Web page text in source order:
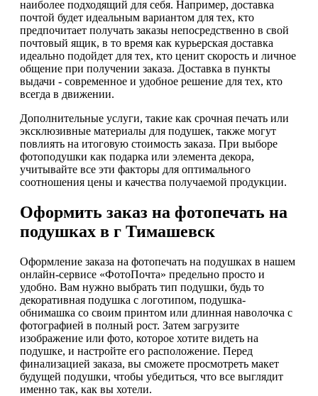
наиболее подходящий для себя. Например, доставка
почтой будет идеальным вариантом для тех, кто
предпочитает получать заказы непосредственно в свой
почтовый ящик, в то время как курьерская доставка
идеально подойдет для тех, кто ценит скорость и личное
общение при получении заказа. Доставка в пункты
выдачи - современное и удобное решение для тех, кто
всегда в движении.
Дополнительные услуги, такие как срочная печать или
эксклюзивные материалы для подушек, также могут
повлиять на итоговую стоимость заказа. При выборе
фотоподушки как подарка или элемента декора,
учитывайте все эти факторы для оптимального
соотношения цены и качества получаемой продукции.
Оформить заказ на фотопечать на
подушках в г Тимашевск
Оформление заказа на фотопечать на подушках в нашем
онлайн-сервисе «ФотоПочта» предельно просто и
удобно. Вам нужно выбрать тип подушки, будь то
декоративная подушка с логотипом, подушка-
обнимашка со своим принтом или длинная наволочка с
фотографией в полный рост. Затем загрузите
изображение или фото, которое хотите видеть на
подушке, и настройте его расположение. Перед
финализацией заказа, вы сможете просмотреть макет
будущей подушки, чтобы убедиться, что все выглядит
именно так, как вы хотели.